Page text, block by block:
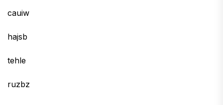
cauiw
hajsb
tehle
ruzbz